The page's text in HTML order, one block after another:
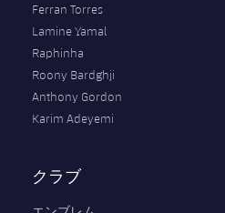
Ferran Torres
Lamine Yamal
Raphinha
Roony Bardghji
Anthony Gordon
Karim Adeyemi
クラブ